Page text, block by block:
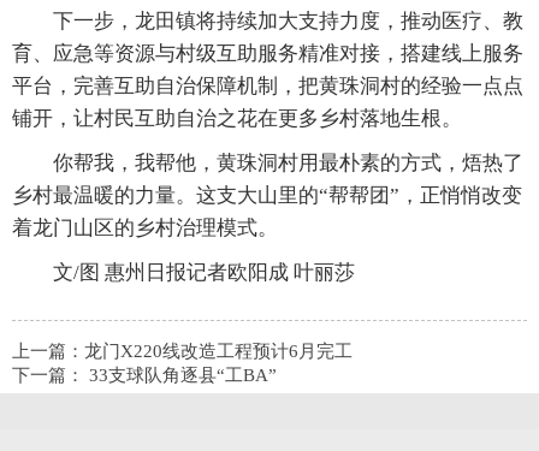
下一步，龙田镇将持续加大支持力度，推动医疗、教
育、应急等资源与村级互助服务精准对接，搭建线上服务
平台，完善互助自治保障机制，把黄珠洞村的经验一点点
铺开，让村民互助自治之花在更多乡村落地生根。
你帮我，我帮他，黄珠洞村用最朴素的方式，焐热了
乡村最温暖的力量。这支大山里的“帮帮团”，正悄悄改变
着龙门山区的乡村治理模式。
文/图 惠州日报记者欧阳成 叶丽莎
上一篇： 龙门X220线改造工程预计6月完工
下一篇： 33支球队角逐县“工BA”